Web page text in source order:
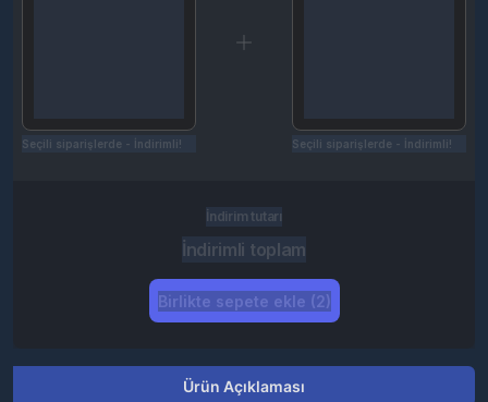
Seçili siparişlerde - İndirimli! Seçili siparişlerde - İndirimli!
İndirim tutarı
İndirimli toplam
Birlikte sepete ekle (2)
Ürün Açıklaması